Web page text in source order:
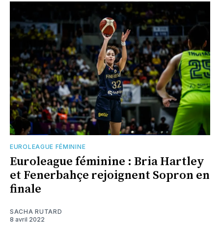
EUROLEAGUE FÉMININE
Euroleague féminine : Bria Hartley
et Fenerbahçe rejoignent Sopron en
finale
SACHA RUTARD
8 avril 2022